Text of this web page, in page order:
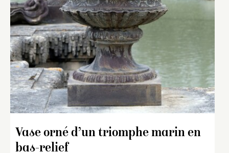
Vase orné d’un triomphe marin en
bas-relief